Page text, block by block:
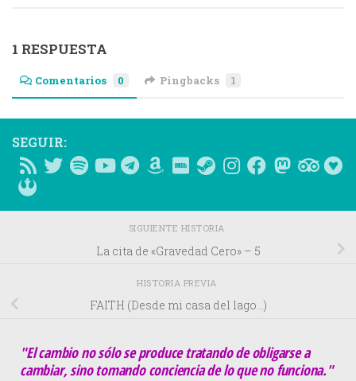
1 RESPUESTA
Comentarios 0 Pingbacks 1
SEGUIR:
SIGUIENTE HISTORIA
La cita de «Gravedad Cero» – 5
HISTORIA PREVIA
FAITH (Desde mi casa del lago…)
"El cambio no sólo se produce tratando de obligarse a
cambiar, sino tomando conciencia de lo que no funciona."